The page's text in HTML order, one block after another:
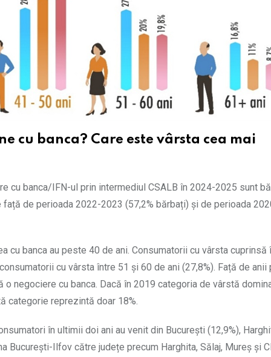
cu banca? Care este vârsta cea mai
cu banca/IFN-ul prin intermediul CSALB în 2024-2025 sunt
de perioada 2022-2023 (57,2% bărbați) și de perioada
cu banca au peste 40 de ani. Consumatorii cu vârsta cuprinsă
cu vârsta între 51 și 60 de ani (27,8%). Față de anii
negociere cu banca. Dacă în 2019 categoria de vârstă
categorie reprezintă doar 18%.
în ultimii doi ani au venit din București (12,9%),
București-Ilfov către județe precum Harghita, Sălaj, Mureș și